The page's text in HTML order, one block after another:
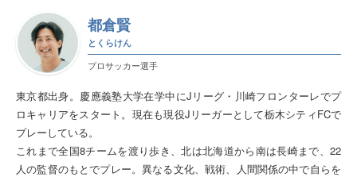
都倉賢
とくらけん
プロサッカー選手
東京都出身。慶應義塾大学在学中にJリーグ・川崎フロンターレでプ
ロキャリアをスタート。現在も現役Jリーガーとして栃木シティFCで
プレーしている。
これまで全国8チームを渡り歩き、北は北海道から南は長崎まで、22
人の監督のもとでプレー。異なる文化、戦術、人間関係の中で自らを